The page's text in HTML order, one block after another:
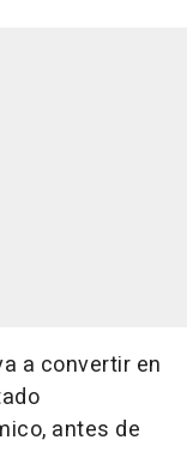
a convertir en
antes de